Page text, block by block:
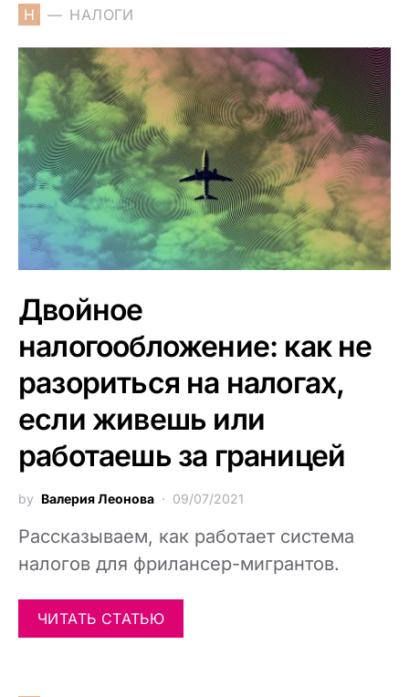
Н НАЛОГИ
Двойное
налогообложение: как не
разориться на налогах,
если живешь или
работаешь за границей
by Валерия Леонова 09/07/2021
Рассказываем, как работает система
налогов для фрилансер-мигрантов.
ЧИТАТЬ СТАТЬЮ